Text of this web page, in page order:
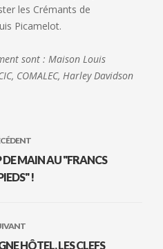
les Crémants de
Picamelot.
sont : Maison Louis
COMALEC, Harley Davidson
MAIN AU "FRANCS
!
HÔTEL, LES CLEFS